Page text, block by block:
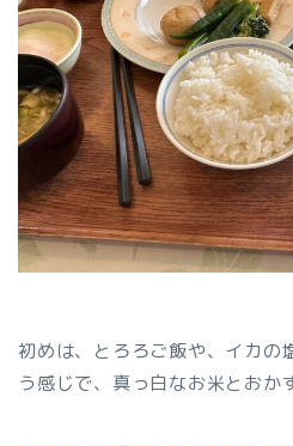
初めは、とろろご飯や、イカの
う感じで、真っ白なお米とおか